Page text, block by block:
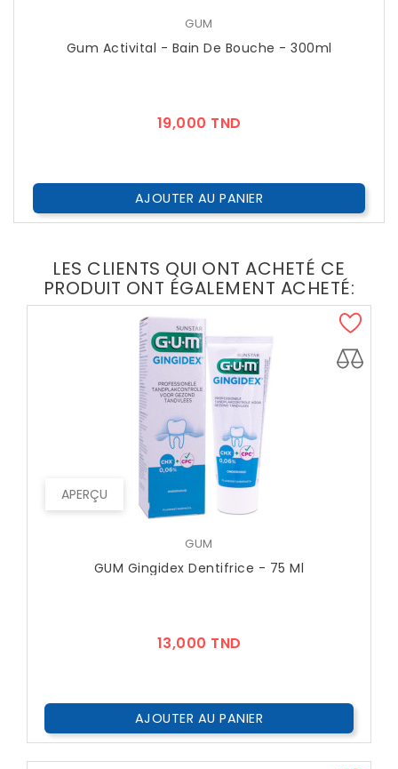
GUM
Gum Activital - Bain De Bouche - 300ml
19,000 TND
AJOUTER AU PANIER
LES CLIENTS QUI ONT ACHETÉ CE
PRODUIT ONT ÉGALEMENT ACHETÉ:
APERÇU
GUM
GUM Gingidex Dentifrice - 75 Ml
13,000 TND
AJOUTER AU PANIER